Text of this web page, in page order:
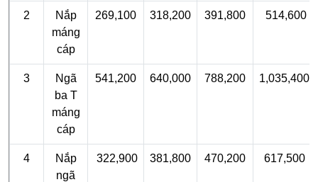
2
Nắp
máng
cáp
269,100 318,200 391,800 514,600
3
Ngã
ba T
máng
cáp
541,200 640,000 788,200 1,035,400
4
Nắp
ngã
322,900 381,800 470,200 617,500